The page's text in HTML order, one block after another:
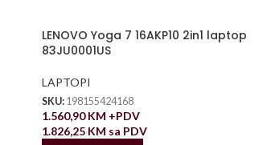
LENOVO Yoga 7 16AKP10 2in1 laptop
83JU0001US
LAPTOPI
SKU: 198155424168
1.560,90KM +PDV
1.826,25 KM sa PDV